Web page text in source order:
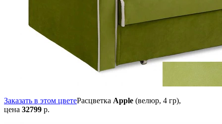
Заказать в этом цветеРасцветка Apple (велюр, 4 гр),
цена 32799 р.